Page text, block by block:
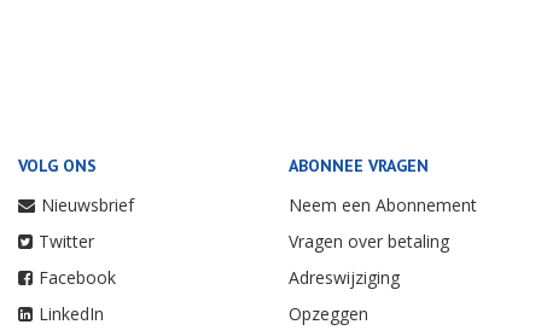
VOLG ONS
Nieuwsbrief
Twitter
Facebook
LinkedIn
ABONNEE VRAGEN
Neem een Abonnement
Vragen over betaling
Adreswijziging
Opzeggen